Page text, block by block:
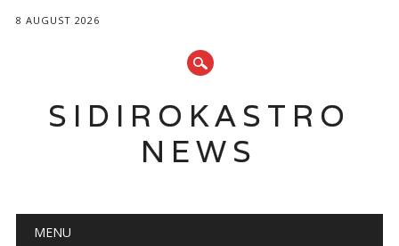
8 AUGUST 2026
SIDIROKASTRO
NEWS
Main menu
MENU